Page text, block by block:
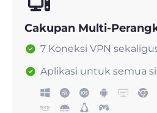
Cakupan Multi-
7 Koneksi VPN
Aplikasi untuk semua